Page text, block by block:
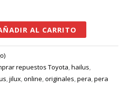
AL CARRITO
repuestos Toyota ,hailus
,jilux ,online ,originales ,pera ,pera